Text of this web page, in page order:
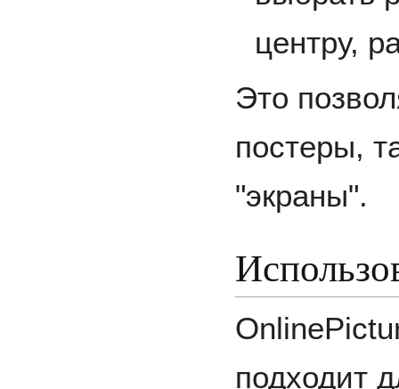
центру,
Это
постеры,
"экраны".
подходит